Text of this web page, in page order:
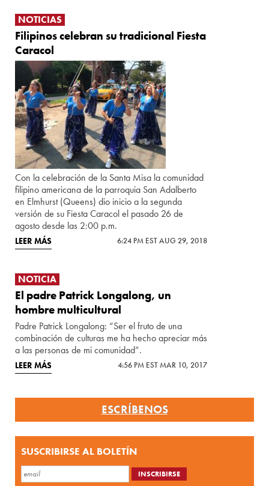
NOTICIAS
Filipinos celebran su tradicional Fiesta
Caracol
Con la celebración de la Santa Misa la comunidad
filipino americana de la parroquia San Adalberto
en Elmhurst (Queens) dio inicio a la segunda
versión de su Fiesta Caracol el pasado 26 de
agosto desde las 2:00 p.m.
LEER MÁS 6:24 PM EST AUG 29, 2018
NOTICIA
El padre Patrick Longalong, un
hombre multicultural
Padre Patrick Longalong: “Ser el fruto de una
combinación de culturas me ha hecho apreciar más
a las personas de mi comunidad”.
LEER MÁS 4:56 PM EST MAR 10, 2017
ESCRÍBENOS
SUSCRIBIRSE AL BOLETÍN